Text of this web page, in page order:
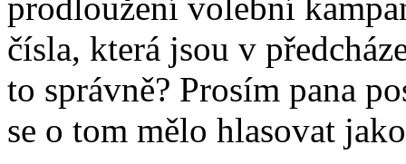
čísla, která jsou v
to správně? Prosím pana
se o tom mělo hlasovat